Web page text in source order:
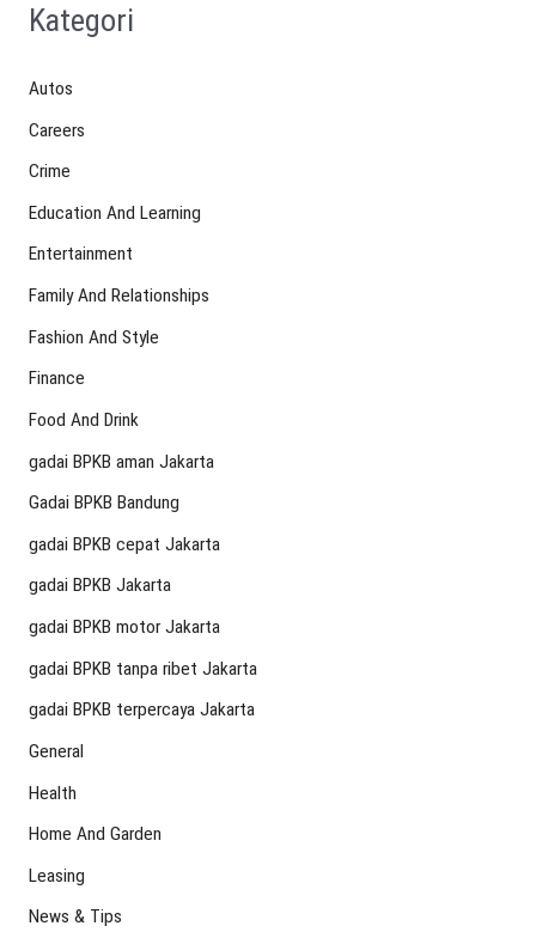
Kategori
Autos
Careers
Crime
Education And Learning
Entertainment
Family And Relationships
Fashion And Style
Finance
Food And Drink
gadai BPKB aman Jakarta
Gadai BPKB Bandung
gadai BPKB cepat Jakarta
gadai BPKB Jakarta
gadai BPKB motor Jakarta
gadai BPKB tanpa ribet Jakarta
gadai BPKB terpercaya Jakarta
General
Health
Home And Garden
Leasing
News & Tips